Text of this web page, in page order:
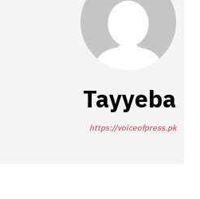
Tayyeba
https://voiceofpress.pk